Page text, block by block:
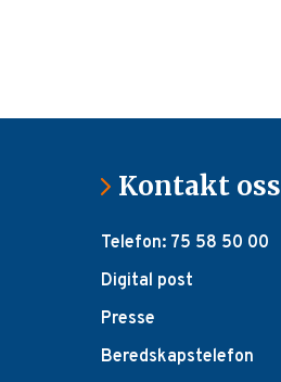
Kontakt oss
Telefon: 75 58 50 00
Digital post
Presse
Beredskapstelefon